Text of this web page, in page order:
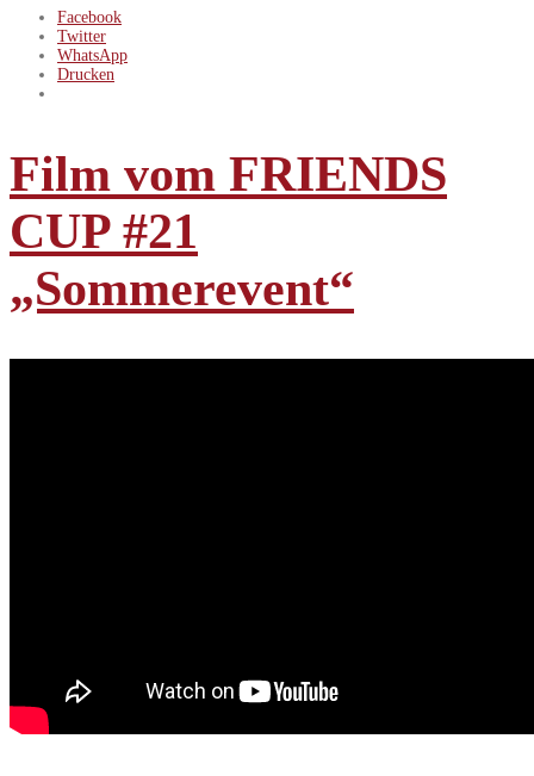
Facebook
Twitter
WhatsApp
Drucken
Film vom FRIENDS
CUP #21
„Sommerevent“